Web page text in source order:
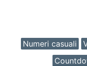
Numeri casuali